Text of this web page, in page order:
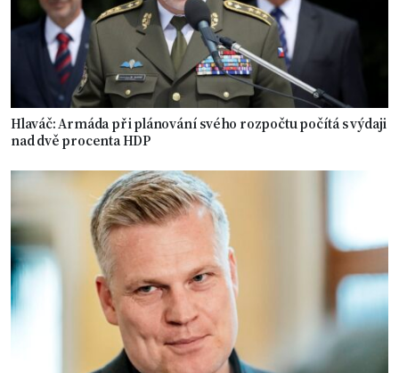
Hlaváč: Armáda při plánování svého rozpočtu počítá s výdaji
nad dvě procenta HDP